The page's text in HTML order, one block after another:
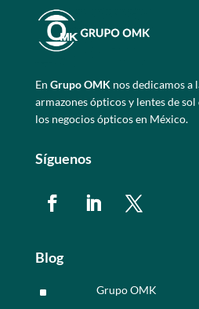
En Grupo OMKnos dedicamos a
armazones ópticos y lentes de
los negocios ópticos en México.
Síguenos
Blog
^ Grupo OMK